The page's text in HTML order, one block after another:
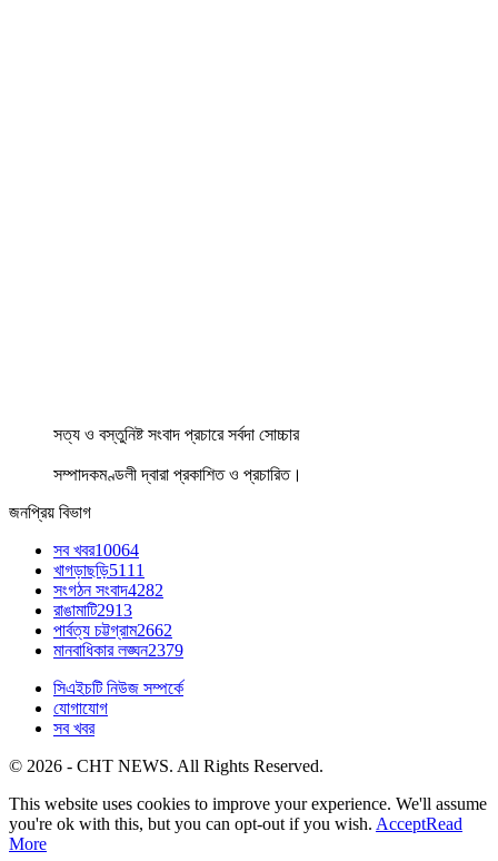
সত্য ও বস্তুনিষ্ট সংবাদ প্রচারে সর্বদা সোচ্চার
সম্পাদকমণ্ডলী দ্বারা প্রকাশিত ও প্রচারিত।
জনপ্রিয় বিভাগ
সব খবর10064
খাগড়াছড়ি5111
সংগঠন সংবাদ4282
রাঙামাটি2913
পার্বত্য চট্টগ্রাম2662
মানবাধিকার লঙ্ঘন2379
সিএইচটি নিউজ সম্পর্কে
যোগাযোগ
সব খবর
© 2026 - CHT NEWS. All Rights Reserved.
This website uses cookies to improve your experience. We'll assume
you're ok with this, but you can opt-out if you wish. AcceptRead
More